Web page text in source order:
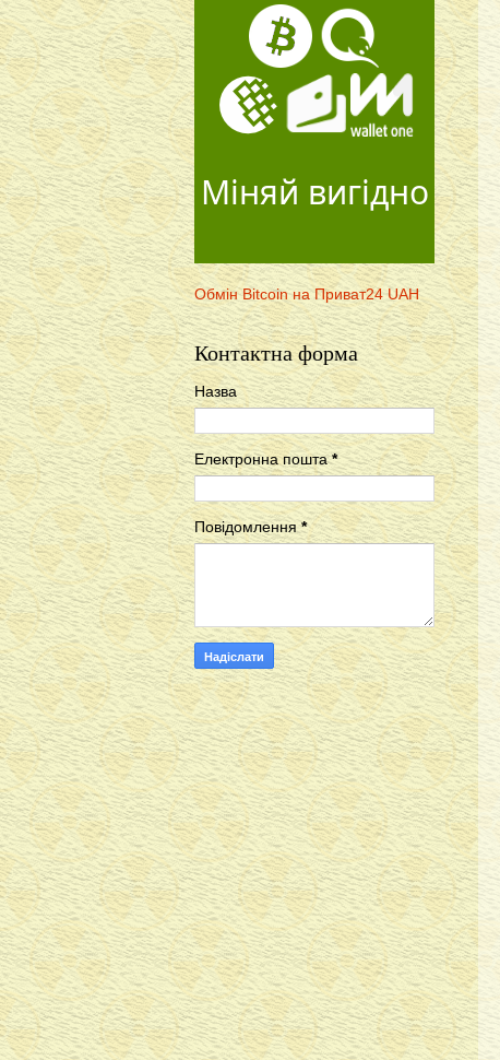
Міняй вигідно
Обмін Bitcoin на Приват24 UAH
Контактна форма
Назва
Електронна пошта*
Повідомлення*